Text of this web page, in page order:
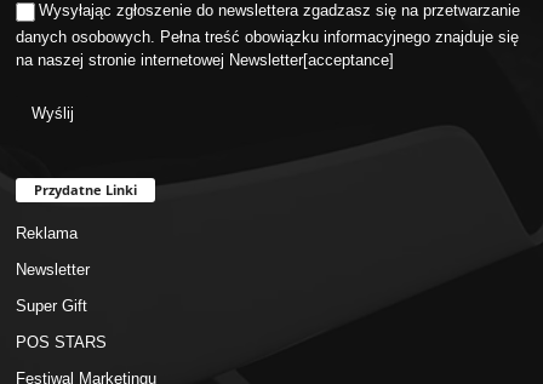
Wysyłając zgłoszenie do newslettera zgadzasz się na przetwarzanie
danych osobowych. Pełna treść obowiązku informacyjnego znajduje się
na naszej stronie internetowej Newsletter[acceptance]
Przydatne Linki
Reklama
Newsletter
Super Gift
POS STARS
Festiwal Marketingu